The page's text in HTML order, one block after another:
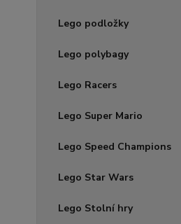
Lego podložky
Lego polybagy
Lego Racers
Lego Super Mario
Lego Speed Champions
Lego Star Wars
Lego Stolní hry